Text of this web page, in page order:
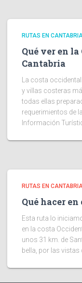
RUTAS EN
Qué ver en
Cantabria
La costa
y villas costeras
todas ellas
requerimientos de
Información
RUTAS EN
Qué hacer
Esta ruta lo
en la costa
unos 31 km. de
bella, por las vistas